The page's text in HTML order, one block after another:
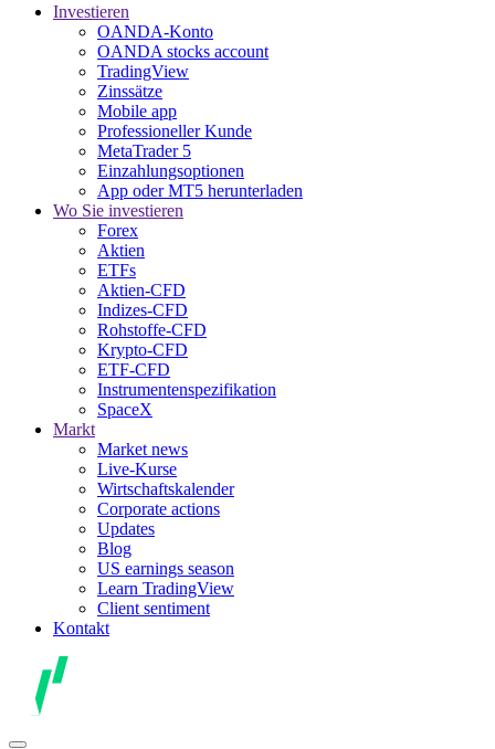
Investieren
OANDA-Konto
OANDA stocks account
TradingView
Zinssätze
Mobile app
Professioneller Kunde
MetaTrader 5
Einzahlungsoptionen
App oder MT5 herunterladen
Wo Sie investieren
Forex
Aktien
ETFs
Aktien-CFD
Indizes-CFD
Rohstoffe-CFD
Krypto-CFD
ETF-CFD
Instrumentenspezifikation
SpaceX
Markt
Market news
Live-Kurse
Wirtschaftskalender
Corporate actions
Updates
Blog
US earnings season
Learn TradingView
Client sentiment
Kontakt